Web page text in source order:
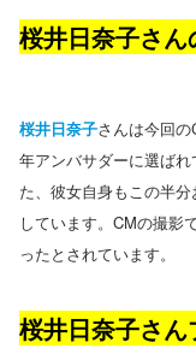
桜井日奈子さん
桜井日奈子さんは今回
年アンバサダーに選ば
た、彼女自身もこの半
しています。CMの撮影
ったとされています​。
桜井日奈子さ